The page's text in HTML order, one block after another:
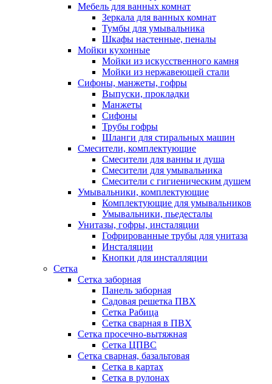
Мебель для ванных комнат
Зеркала для ванных комнат
Тумбы для умывальника
Шкафы настенные, пеналы
Мойки кухонные
Мойки из искусственного камня
Мойки из нержавеющей стали
Сифоны, манжеты, гофры
Выпуски, прокладки
Манжеты
Сифоны
Трубы гофры
Шланги для стиральных машин
Смесители, комплектующие
Смесители для ванны и душа
Смесители для умывальника
Смесители с гигиеническим душем
Умывальники, комплектующие
Комплектующие для умывальников
Умывальники, пьедесталы
Унитазы, гофры, инсталяции
Гофрированные трубы для унитаза
Инсталяции
Кнопки для инсталляции
Сетка
Сетка заборная
Панель заборная
Садовая решетка ПВХ
Сетка Рабица
Сетка сварная в ПВХ
Сетка просечно-вытяжная
Сетка ЦПВС
Сетка сварная, базальтовая
Сетка в картах
Сетка в рулонах